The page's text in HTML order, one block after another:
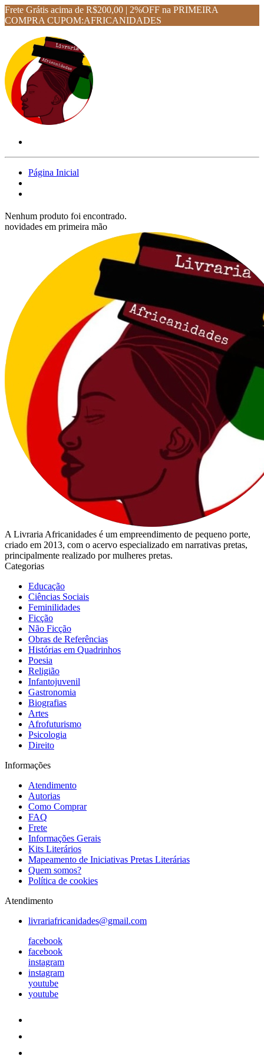
Frete Grátis acima de R$200,00 | 2%OFF na PRIMEIRA
COMPRA CUPOM:AFRICANIDADES
Página Inicial
Nenhum produto foi encontrado.
novidades em primeira mão
A Livraria Africanidades é um empreendimento de pequeno porte,
criado em 2013, com o acervo especializado em narrativas pretas,
principalmente realizado por mulheres pretas.
Categorias
Educação
Ciências Sociais
Feminilidades
Ficção
Não Ficção
Obras de Referências
Histórias em Quadrinhos
Poesia
Religião
Infantojuvenil
Gastronomia
Biografias
Artes
Afrofuturismo
Psicologia
Direito
Informações
Atendimento
Autorias
Como Comprar
FAQ
Frete
Informações Gerais
Kits Literários
Mapeamento de Iniciativas Pretas Literárias
Quem somos?
Política de cookies
Atendimento
livrariafricanidades@gmail.com
facebook
facebook
instagram
instagram
youtube
youtube